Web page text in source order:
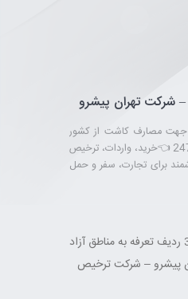
– شرکت تهران پیشرو
جهت مصارف کاشت از کشور
آلمان تاریخ: 25/9/1397 شماره: 247646/60 👈خرید، واردات، ترخیص
برای تجارت، سفر و حمل